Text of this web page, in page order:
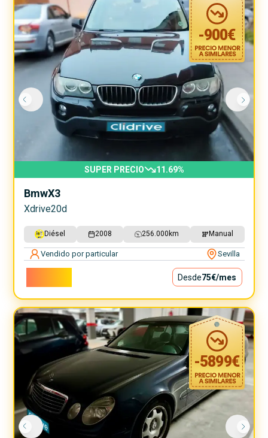
-900€
SUPER PRECIO 11.69%
BmwX3
Xdrive20d
Diésel 2008 256.000 km Manual
Vendido por particular Sevilla
Desde75€/mes
-5899€